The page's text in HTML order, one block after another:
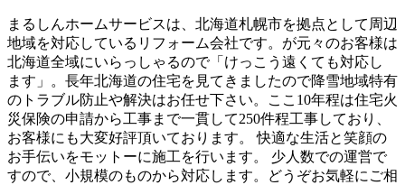
まるしんホームサービスは、北海道札幌市を拠点として周辺
地域を対応しているリフォーム会社です。が元々のお客様は
北海道全域にいらっしゃるので「けっこう遠くても対応し
ます」。長年北海道の住宅を見てきましたので降雪地域特有
のトラブル防止や解決はお任せ下さい。ここ10年程は住宅火
災保険の申請から工事まで一貫して250件程工事しており、
お客様にも大変好評頂いております。 快適な生活と笑顔の
お手伝いをモットーに施工を行います。 少人数での運営で
すので、小規模のものから対応します。どうぞお気軽にご相